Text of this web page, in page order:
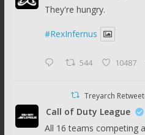
They're hungry.
#RexInfernus
544 10487
Treyarch
Call of Duty League
All 16 teams competing